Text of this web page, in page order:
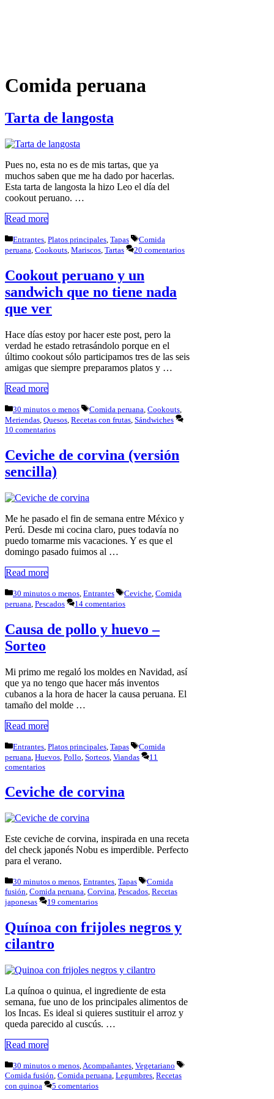
Comida peruana
Tarta de langosta
Pues no, esta no es de mis tartas, que ya
muchos saben que me ha dado por hacerlas.
Esta tarta de langosta la hizo Leo el día del
cookout peruano. …
Read more
Categorías
Entrantes, Platos principales, Tapas Etiquetas
Comida
peruana, Cookouts, Mariscos, Tartas 20 comentarios
Cookout peruano y un
sandwich que no tiene nada
que ver
Hace días estoy por hacer este post, pero la
verdad he estado retrasándolo porque en el
último cookout sólo participamos tres de las seis
amigas que siempre preparamos platos y …
Read more
Categorías
30 minutos o menos Etiquetas
Comida peruana Cookouts
Meriendas Quesos Recetas con frutas Sándwiches
10 comentarios
Ceviche de corvina (versión
sencilla)
Me he pasado el fin de semana entre México y
Perú. Desde mi cocina claro, pues todavía no
puedo tomarme mis vacaciones. Y es que el
domingo pasado fuimos al …
Read more
Categorías
30 minutos o menos Entrantes Etiquetas
Ceviche Comida
peruana Pescados 14 comentarios
Causa de pollo y huevo –
Sorteo
Mi primo me regaló los moldes en Navidad, así
que ya no tengo que hacer más inventos
cubanos a la hora de hacer la causa peruana. El
tamaño del molde …
Read more
Categorías
Entrantes Platos principales Tapas Etiquetas
Comida
peruana Huevos Pollo Sorteos Viandas
11
comentarios
Ceviche de corvina
Este ceviche de corvina, inspirada en una receta
del check japonés Nobu es imperdible. Perfecto
para el verano.
Categorías
30 minutos o menos, Entrantes, Tapas Etiquetas
Comida
fusión, Comida peruana, Corvina, Pescados, Recetas
japonesas
19 comentarios
Quínoa con frijoles negros y
cilantro
La quínoa o quinua, el ingrediente de esta
semana, fue uno de los principales alimentos de
los Incas. Es ideal si quieres sustituir el arroz y
queda parecido al cuscús. …
Read more
Categorías
30 minutos o menos,Acompañantes, Vegetariano
Etiquetas
Comida fusión, Comida peruana, Legumbres, Recetas
con quinoa
5 comentarios